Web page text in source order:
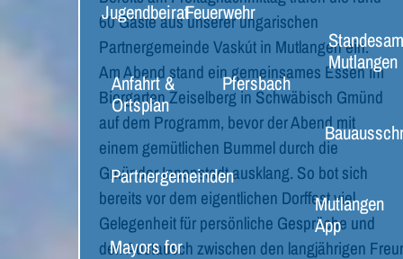
JugendbeiratFeuerwehr
Anfahrt &
Ortsplan
Pfersbach
Partnergemeinden
Mayors for
Mutlangen
Mutlangen
App
60 Gäste aus unserer ungarischen
Partnergemeinde Vaskút in Mutlangen ein.
Am Abend stand ein gemeinsames Essen im
Biergarten Zeiselberg in Schwäbisch Gmünd
auf dem Programm, bevor der Abend mit
einem gemütlichen Bummel durch die
Gmünder Innenstadt ausklang. So bot sich
bereits vor dem eigentlichen Dorffest viel
Gelegenheit für persönliche Gespräche und
den Austausch zwischen den langjährigen